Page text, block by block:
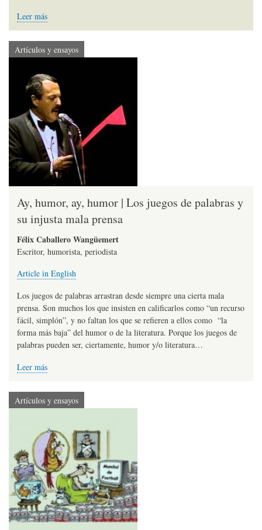
Leer más
Artículos y ensayos
Ay, humor, ay, humor | Los juegos de palabras y
su injusta mala prensa
Félix Caballero Wangüemert
Escritor, humorista, periodista
Article in English
Los juegos de palabras arrastran desde siempre una cierta mala
prensa. Son muchos los que insisten en calificarlos como “un recurso
fácil, simplón”, y no faltan los que se refieren a ellos como “la
forma más baja” del humor o de la literatura. Porque los juegos de
palabras pueden ser, ciertamente, humor y/o literatura…
Leer más
Artículos y ensayos